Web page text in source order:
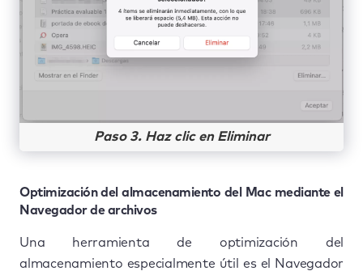
Paso 3. Haz clic en Eliminar
Optimización del almacenamiento del Mac mediante el
Navegador de archivos
Una herramienta de optimización del
almacenamiento especialmente útil es el Navegador